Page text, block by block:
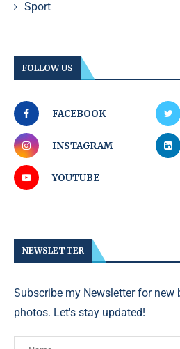
Sport
FOLLOW US
FACEBOOK
INSTAGRAM
YOUTUBE
NEWSLETTER
Subscribe my Newsletter for new
photos. Let's stay updated!